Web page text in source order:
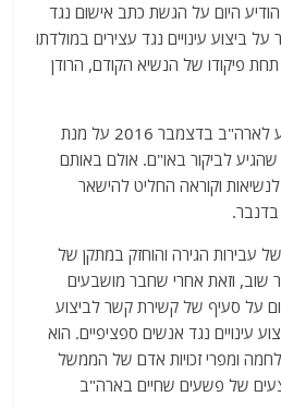
c
e
o
o
k
היום על הגשת כתב אישום נגד
ביצוע עינויים נגד עצירים במולדתו
פיקודו של הנשיא הקודם, הרודן
מייקל סאנג קוראה (41) הגיע לארה"ב בדצמבר 2016 על מנת
לביקור באו"ם. אולם באותם
וקוראה החליט להישאר
הגירה והוחזק במתקן של
שוב, וזאת אחרי שחבר מושבעים
על סעיף של קשירת קשר לביצוע
עינויים נגד אנשים ספציפיים. הוא
ומפרי זכויות אדם של הממשל
של פשעים שחיים בארה"ב